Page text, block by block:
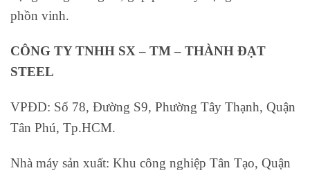
phồn vinh.
CÔNG TY TNHH SX – TM – THÀNH ĐẠT
STEEL
VPĐD: Số 78, Đường S9, Phường Tây Thạnh, Quận
Tân Phú, Tp.HCM.
Nhà máy sản xuất: Khu công nghiệp Tân Tạo, Quận